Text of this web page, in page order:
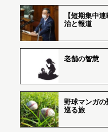
【短期集中
治と報道
老舗の智慧
野球マンガの
巡る旅